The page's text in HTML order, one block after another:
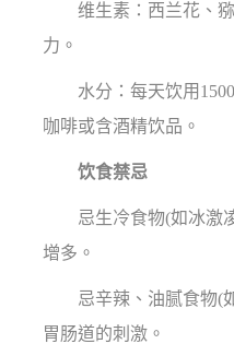
维生素：西兰花、猕
力。
水分：每天饮用1500-
咖啡或含酒精饮品。
饮食禁忌
忌生冷食物(如冰激凌
增多。
忌辛辣、油腻食物(如
胃肠道的刺激。